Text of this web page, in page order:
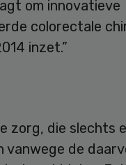
om innovatieve
colorectale
inzet.”
zorg, die slechts
vanwege de